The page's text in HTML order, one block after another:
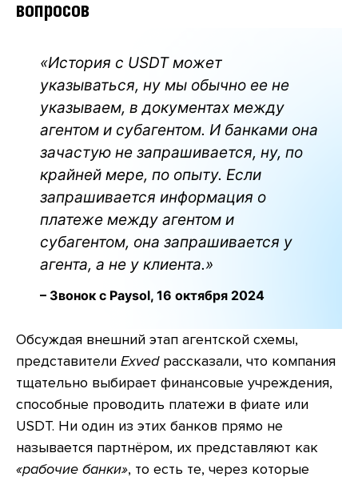
вопросов
«История с USDT может
указываться, ну мы обычно ее не
указываем, в документах между
агентом и субагентом. И банками она
зачастую не запрашивается, ну, по
крайней мере, по опыту. Если
запрашивается информация о
платеже между агентом и
субагентом, она запрашивается у
агента, а не у клиента.»
– Звонок с Paysol, 16 октября 2024
Обсуждая внешний этап агентской схемы,
представители Exvedрассказали, что компания
тщательно выбирает финансовые учреждения,
способные проводить платежи в фиате или
USDT. Ни один из этих банков прямо не
называется партнёром, их представляют как
«рабочие банки», то есть те, через которые